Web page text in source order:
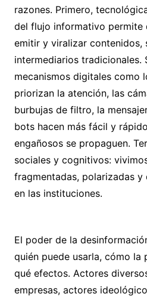
razones. Primero,
del flujo informativo permite
emitir y viralizar contenidos,
intermediarios tradicionales.
mecanismos digitales como
priorizan la atención, las
burbujas de filtro, la
bots hacen más fácil y
engañosos se propaguen.
sociales y cognitivos:
fragmentadas, polarizadas y
en las instituciones.
El poder de la
quién puede usarla, cómo la
qué efectos. Actores
empresas, actores